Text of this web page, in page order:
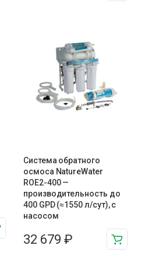
Система обратного
осмоса NatureWater
ROE2-400 —
производительность до
400 GPD (≈1550 л/сут), с
насосом
32 679 ₽